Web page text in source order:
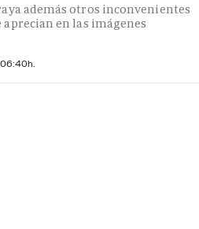
además otros inconvenientes
aprecian en las imágenes